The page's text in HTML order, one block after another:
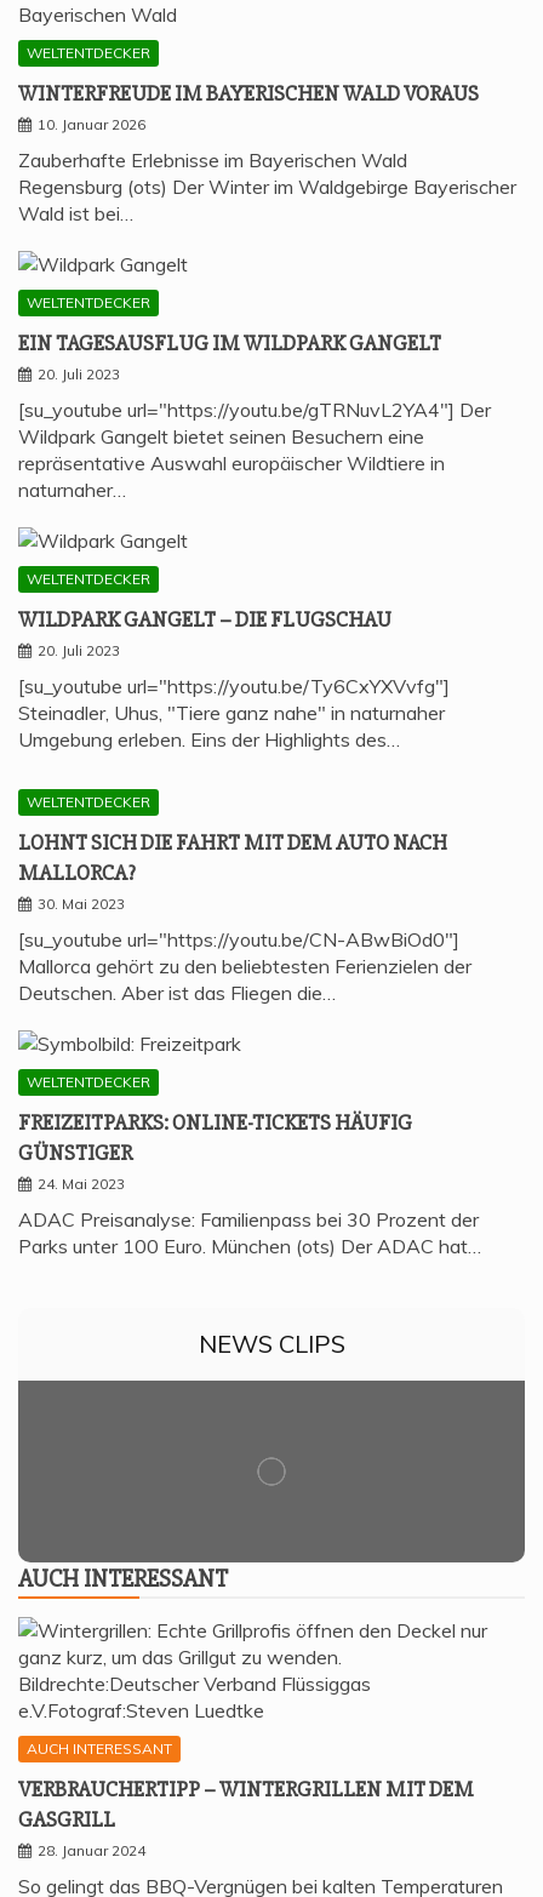
WELTENTDECKER
WIN­TER­FREU­DE IM BAYE­RI­SCHEN WALD VORAUS
10. Januar 2026
Zauberhafte Erlebnisse im Bayerischen Wald
Regensburg (ots) Der Winter im Waldgebirge Bayerischer
Wald ist bei…
WELTENTDECKER
EIN TAGES­AUS­FLUG IM WILD­PARK GANGELT
20. Juli 2023
[su_youtube url="https://youtu.be/gTRNuvL2YA4"] Der
Wildpark Gangelt bietet seinen Besuchern eine
repräsentative Auswahl europäischer Wildtiere in
naturnaher…
WELTENTDECKER
WILD­PARK GAN­GELT – DIE FLUGSCHAU
20. Juli 2023
[su_youtube url="https://youtu.be/Ty6CxYXVvfg"]
Steinadler, Uhus, "Tiere ganz nahe" in naturnaher
Umgebung erleben. Eins der Highlights des…
WELTENTDECKER
LOHNT SICH DIE FAHRT MIT DEM AUTO NACH
MALLORCA?
30. Mai 2023
[su_youtube url="https://youtu.be/CN-ABwBiOd0"]
Mallorca gehört zu den beliebtesten Ferienzielen der
Deutschen. Aber ist das Fliegen die…
WELTENTDECKER
FREI­ZEIT­PARKS: ONLINE-TICKETS HÄU­FIG
GÜNSTIGER
24. Mai 2023
ADAC Preisanalyse: Familienpass bei 30 Prozent der
Parks unter 100 Euro. München (ots) Der ADAC hat…
NEWS CLIPS
AUCH INTER­ES­SANT
AUCH INTERESSANT
VER­BRAU­CHER­TIPP – WIN­TER­GRIL­LEN MIT DEM
GASGRILL
28. Januar 2024
So gelingt das BBQ-Vergnügen bei kalten Temperaturen